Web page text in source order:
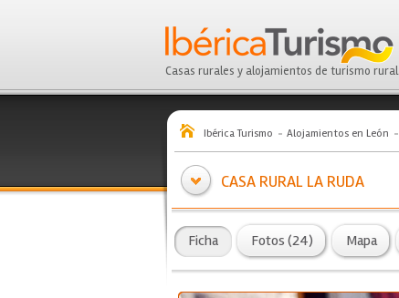
Casas rurales y alojamientos de turismo rural
Ibérica Turismo Alojamientos en León
CASA RURAL LA RUDA
Ficha Fotos (24) Mapa